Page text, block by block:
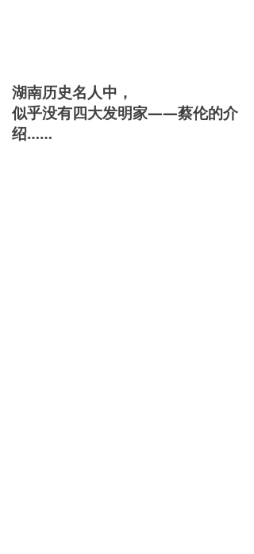
湖南历史名人中，
似乎没有四大发明家——蔡伦的介
绍……